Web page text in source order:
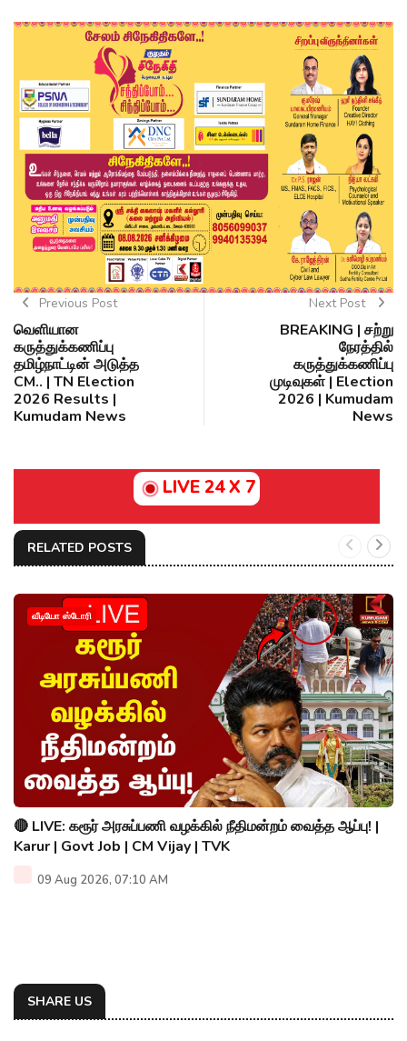
Previous Post
வெளியான
கருத்துக்கணிப்பு
தமிழ்நாட்டின் அடுத்த
CM.. | TN Election
2026 Results |
Kumudam News
Next Post
BREAKING | சற்று
நேரத்தில்
கருத்துக்கணிப்பு
முடிவுகள் | Election
2026 | Kumudam
News
LIVE 24 X 7
RELATED POSTS
வீடியோ ஸ்டோரி
🔴 LIVE: கரூர் அரசுப்பணி வழக்கில் நீதிமன்றம் வைத்த ஆப்பு! |
Karur | Govt Job | CM Vijay | TVK
09 Aug 2026, 07:10 AM
SHARE US